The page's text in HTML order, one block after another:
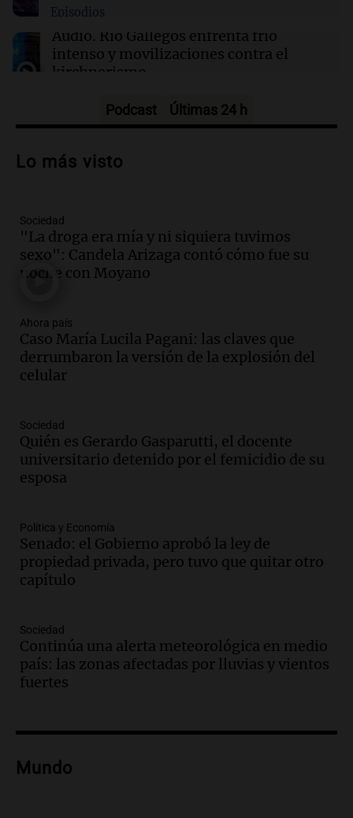
05:31 Ciencia
El AMOC se mantuvo fuerte mientras una
importante corriente oceánica casi se detuvo
Episodios
Audio. Río Gallegos enfrenta frío
intenso y movilizaciones contra el
kirchnerismo
Audio.Debate en el Senado sobre
la soberanía digital en Argentina
Audio.
de semana helado y ciudadanos
marchan contra reforma de tierras
Panorama Federal
Audio.
El "Mono" de Kapanga
adelantó su show en Rosario.
Viva la Radio Rosario
Episodios
en suspenso a hombre por simular robo
de recaudación en San Luis
Panorama Federal
Episodios
ayuda por problemas de fertilidad y la
ostentación de millonarios
Amamos Argentina
Episodios
avanza con testimonios clave sobre el
accidente en Villa Dolores
Panorama Federal
tributo todos los jueves
Episodios
Podcast Últimas 24 h
Lo más visto
Sociedad
"La droga era mía y ni siquiera tuvimos
sexo": Candela Arizaga contó cómo fue su
noche con Moyano
Ahora país
Caso María Lucila Pagani: las claves que
derrumbaron la versión de la explosión del
celular
Sociedad
Quién es Gerardo Gasparutti, el docente
universitario detenido por el femicidio de su
esposa
Política y Economía
Senado: el Gobierno aprobó la ley de
propiedad privada, pero tuvo que quitar otro
capítulo
Sociedad
Continúa una alerta meteorológica en medio
país: las zonas afectadas por lluvias y vientos
fuertes
Mundo